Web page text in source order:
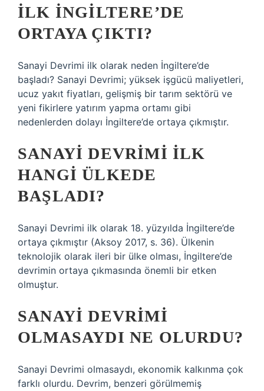
ILK İNGILTERE’DE
ORTAYA ÇIKTI?
Sanayi Devrimi ilk olarak neden İngiltere’de
başladı? Sanayi Devrimi; yüksek işgücü maliyetleri,
ucuz yakıt fiyatları, gelişmiş bir tarım sektörü ve
yeni fikirlere yatırım yapma ortamı gibi
nedenlerden dolayı İngiltere’de ortaya çıkmıştır.
SANAYI DEVRIMI ILK
HANGI ÜLKEDE
BAŞLADI?
Sanayi Devrimi ilk olarak 18. yüzyılda İngiltere’de
ortaya çıkmıştır (Aksoy 2017, s. 36). Ülkenin
teknolojik olarak ileri bir ülke olması, İngiltere’de
devrimin ortaya çıkmasında önemli bir etken
olmuştur.
SANAYI DEVRIMI
OLMASAYDI NE OLURDU?
Sanayi Devrimi olmasaydı, ekonomik kalkınma çok
farklı olurdu. Devrim, benzeri görülmemiş